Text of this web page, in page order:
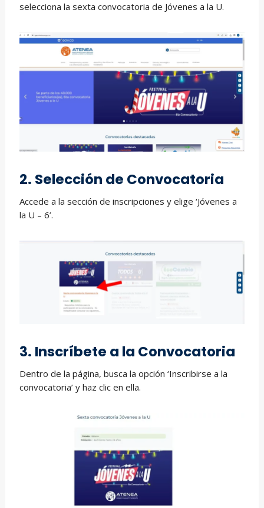
selecciona la sexta convocatoria de Jóvenes a la U.
2. Selección de Convocatoria
Accede a la sección de inscripciones y elige ‘Jóvenes a
la U – 6’.
3. Inscríbete a la Convocatoria
Dentro de la página, busca la opción ‘Inscribirse a la
convocatoria’ y haz clic en ella.